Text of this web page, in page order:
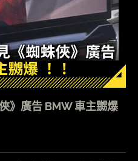
》廣告 BMW 車主嬲爆